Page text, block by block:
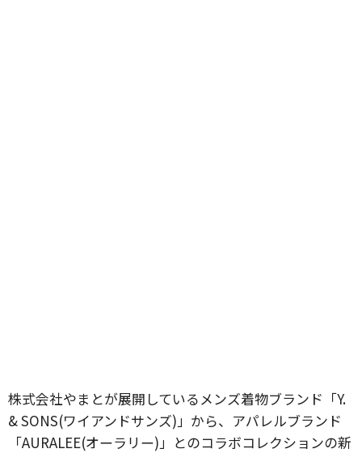
株式会社やまとが展開しているメンズ着物ブランド「Y.
& SONS(ワイアンドサンズ)」から、アパレルブランド
「AURALEE(オーラリー)」とのコラボコレクションの新